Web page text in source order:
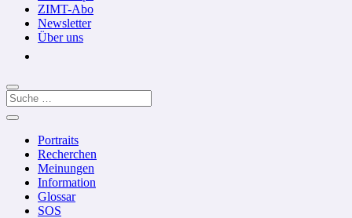
ZIMT-Abo
Newsletter
Über uns
Portraits
Recherchen
Meinungen
Information
Glossar
SOS